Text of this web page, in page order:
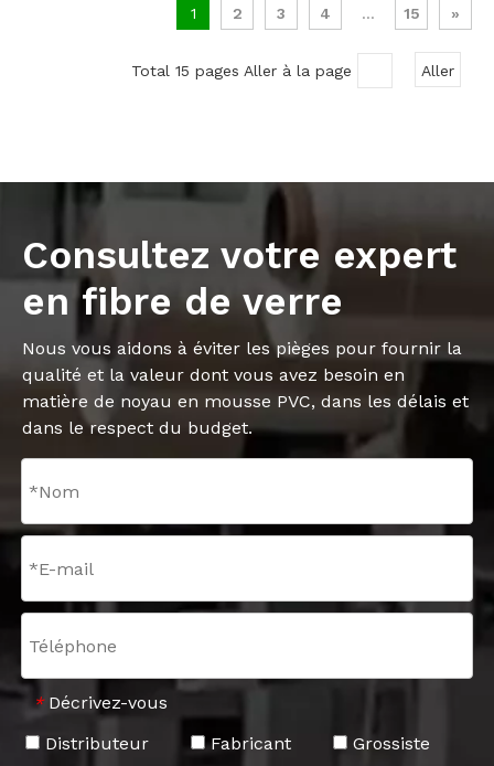
1 2 3 4 ... 15 »
Total 15 pages Aller à la page Aller
Consultez votre expert
en fibre de verre
Nous vous aidons à éviter les pièges pour fournir la
qualité et la valeur dont vous avez besoin en
matière de noyau en mousse PVC, dans les délais et
dans le respect du budget.
* Décrivez-vous
Distributeur
Fabricant
Grossiste